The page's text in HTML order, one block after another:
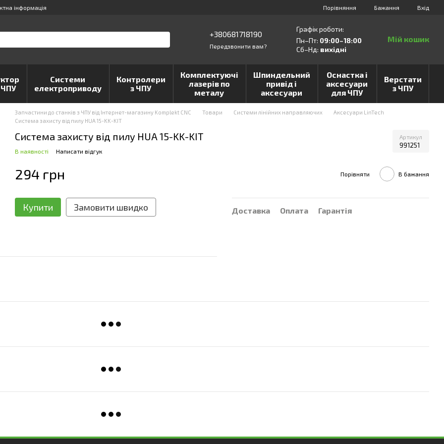
інформація Порівняння Бажання Вхід
+380681718190
Передзвонити вам?
Графік роботи:
Пн–Пт: 09:00–18:00
Сб–Нд: вихідні
Мій кошик
Системи
електроприводу
Контролери
з ЧПУ
Комплектуючі
лазерів по
металу
Шпиндельний
привід і
аксесуари
Оснастка і
аксесуари
для ЧПУ
Верстати
з ЧПУ
Запчастини до станків з ЧПУ від Інтернет-магазину Komplekt CNC Товари Системи лінійних направляючих
Аксесуари LinTech
Система захисту від пилу HUA 15-KK-KIT
Система захисту від пилу HUA 15-KK-KIT Артикул
991251
В наявності Написати відгук
294 грн Порівняти В бажання
Купити Замовити швидко Доставка Оплата Гарантія